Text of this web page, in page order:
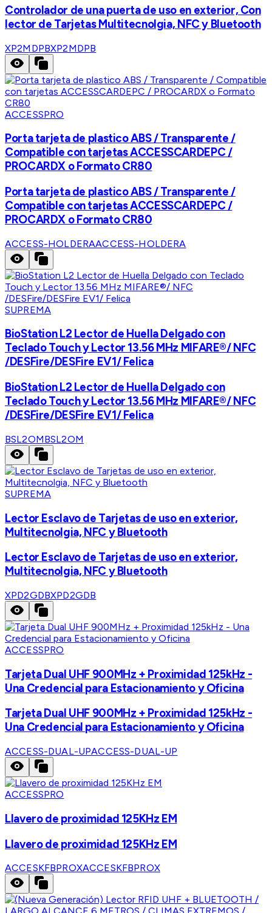
Controlador de una puerta de uso en exterior, Con
lector de Tarjetas Multitecnolgia, NFC y Bluetooth
XP2MDPBXP2MDPB
ACCESSPRO
Porta tarjeta de plastico ABS / Transparente /
Compatible con tarjetas ACCESSCARDEPC /
PROCARDX o Formato CR80
Porta tarjeta de plastico ABS / Transparente /
Compatible con tarjetas ACCESSCARDEPC /
PROCARDX o Formato CR80
ACCESS-HOLDERAACCESS-HOLDERA
SUPREMA
BioStation L2 Lector de Huella Delgado con
Teclado Touch y Lector 13.56 MHz MIFARE®/ NFC
/DESFire/DESFire EV1/ Felica
BioStation L2 Lector de Huella Delgado con
Teclado Touch y Lector 13.56 MHz MIFARE®/ NFC
/DESFire/DESFire EV1/ Felica
BSL2OMBSL2OM
SUPREMA
Lector Esclavo de Tarjetas de uso en exterior,
Multitecnolgia, NFC y Bluetooth
Lector Esclavo de Tarjetas de uso en exterior,
Multitecnolgia, NFC y Bluetooth
XPD2GDBXPD2GDB
ACCESSPRO
Tarjeta Dual UHF 900MHz + Proximidad 125kHz -
Una Credencial para Estacionamiento y Oficina
Tarjeta Dual UHF 900MHz + Proximidad 125kHz -
Una Credencial para Estacionamiento y Oficina
ACCESS-DUAL-UPACCESS-DUAL-UP
ACCESSPRO
Llavero de proximidad 125KHz EM
Llavero de proximidad 125KHz EM
ACCESKFBPROXACCESKFBPROX